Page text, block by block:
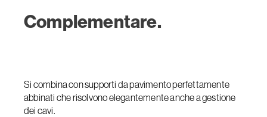
Complementare.
Si combina con supporti da pavimento perfettamente
abbinati che risolvono elegantemente anche a gestione
dei cavi.